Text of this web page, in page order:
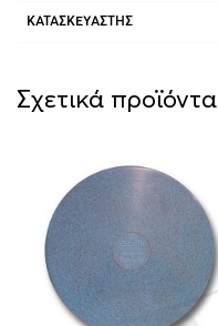
ΚΑΤΑΣΚΕΥΑΣΤΉΣ
Σχετικά προϊόντα